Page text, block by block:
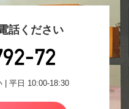
話ください
| 平日 10:00-18:30